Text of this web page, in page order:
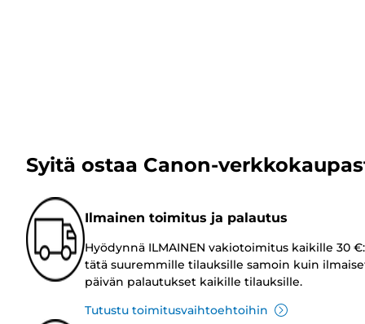
Syitä ostaa Canon-
Ilmainen toimitus ja palautus
Hyödynnä ILMAINEN vakiotoimitus kaikille 30
tätä suuremmille tilauksille samoin kuin
päivän palautukset kaikille tilauksille.
Tutustu toimitusvaihtoehtoihin